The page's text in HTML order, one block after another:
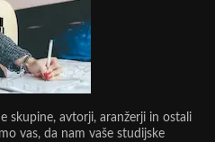
skupine, avtorji, aranžerji in ostali
vas, da nam vaše studijske